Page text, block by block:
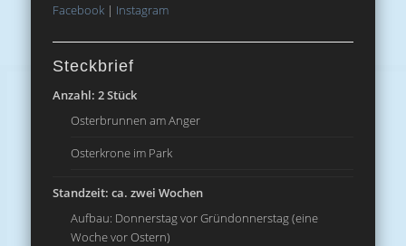
Facebook | Instagram
Steckbrief
Anzahl: 2 Stück
Osterbrunnen am Anger
Osterkrone im Park
Standzeit: ca. zwei Wochen
Aufbau: Donnerstag vor Gründonnerstag (eine
Woche vor Ostern)